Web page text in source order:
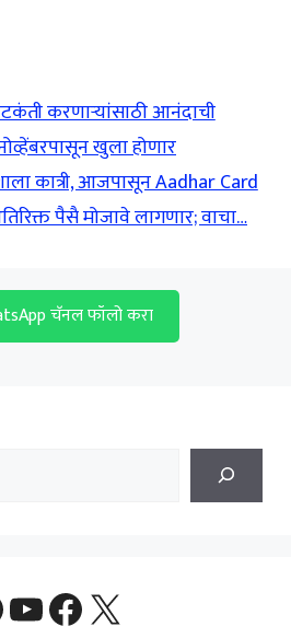
करणाऱ्यांसाठी आनंदाची
खुला होणार
कात्री, आजपासून Aadhar Card
पैसै मोजावे लागणार; वाचा…
चॅनल फॉलो करा
YouTube
Facebook
X